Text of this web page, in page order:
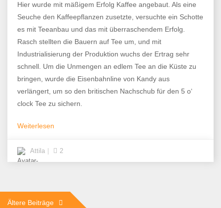
Hier wurde mit mäßigem Erfolg Kaffee angebaut. Als eine
Seuche den Kaffeepflanzen zusetzte, versuchte ein Schotte
es mit Teeanbau und das mit überraschendem Erfolg.
Rasch stellten die Bauern auf Tee um, und mit
Industrialisierung der Produktion wuchs der Ertrag sehr
schnell. Um die Unmengen an edlem Tee an die Küste zu
bringen, wurde die Eisenbahnline von Kandy aus
verlängert, um so den britischen Nachschub für den 5 o‘
clock Tee zu sichern.
Weiterlesen
Attila 2
Beitragsnavigation
Ältere Beiträge